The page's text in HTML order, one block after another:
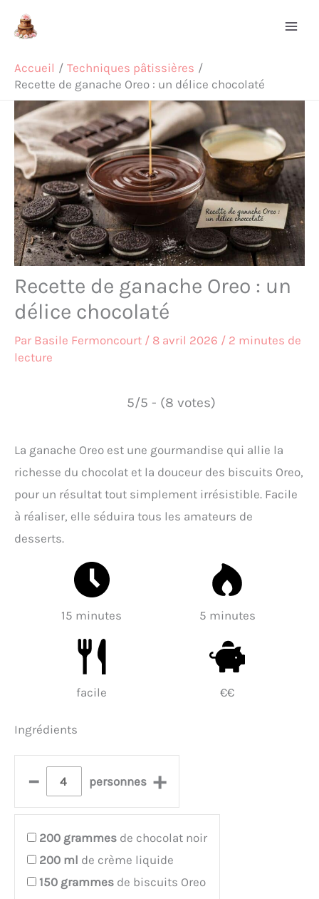
Accueil
Techniques pâtissières
Recette de ganache Oreo : un délice chocolaté
Recette de ganache Oreo : un
délice chocolaté
Par Basile Fermoncourt / 8 avril 2026 / 2 minutes de
lecture
5/5 - (8 votes)
La ganache Oreo est une gourmandise qui allie la
richesse du chocolat et la douceur des biscuits Oreo,
pour un résultat tout simplement irrésistible. Facile
à réaliser, elle séduira tous les amateurs de
desserts.
15 minutes 5 minutes
facile €€
Ingrédients
– personnes +
200 grammes de chocolat noir
200 ml de crème liquide
150 grammes de biscuits Oreo
Rechercher